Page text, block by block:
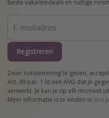
beste vakantiedeals en nuttige
Registreren
Door toestemming te geven,
Art. 49 par. 1 lit een AVG dat je
verwerkt. Je kan je op elk moment
Meer informatie is te vinden in ons